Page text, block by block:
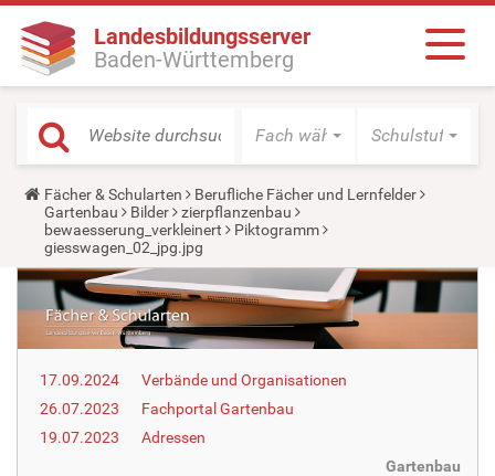
Landesbildungsserver
Baden-Württemberg
Fach wählen Schulstufe
Y
o
u
a
r
e
e
r
e
Fächer & Schularten
Berufliche Fächer und Lernfelder
Gartenbau
Bilder
zierpflanzenbau
bewaesserung_verkleinert
Piktogramm
giesswagen_02_jpg.jpg
17.09.2024
Verbände und Organisationen
26.07.2023
Fachportal Gartenbau
19.07.2023
Adressen
Gartenbau